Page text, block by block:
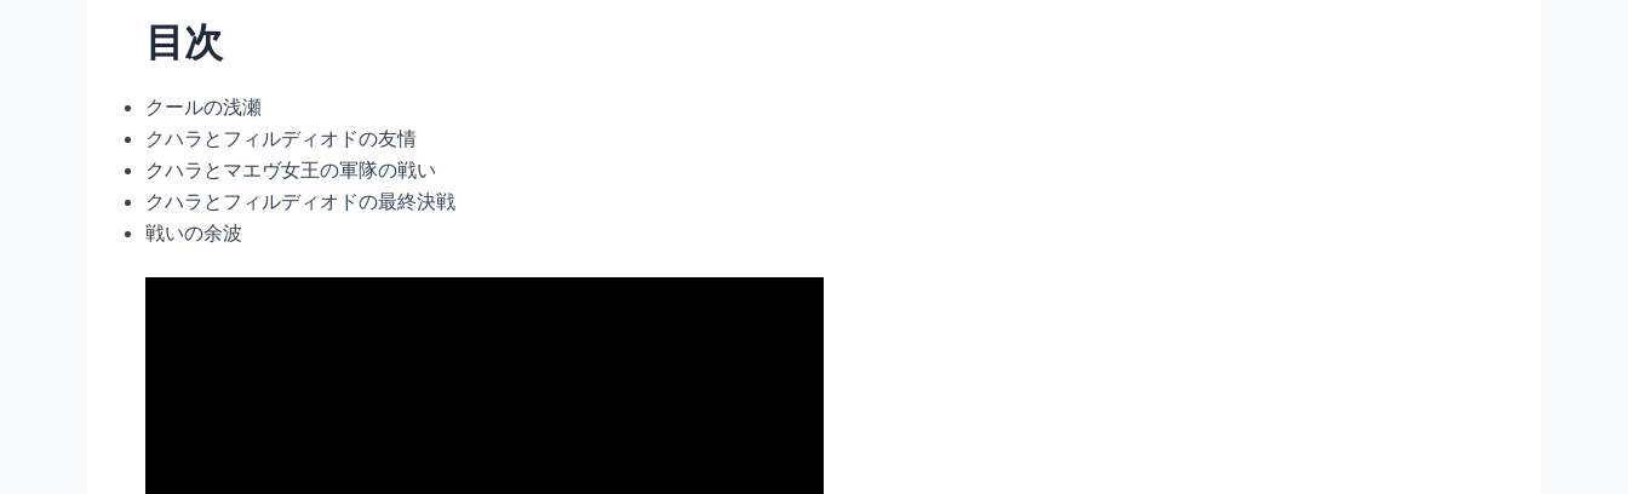
目次
クールの浅瀬
クハラとフィルディオドの友情
クハラとマエヴ女王の軍隊の戦い
クハラとフィルディオドの最終決戦
戦いの余波